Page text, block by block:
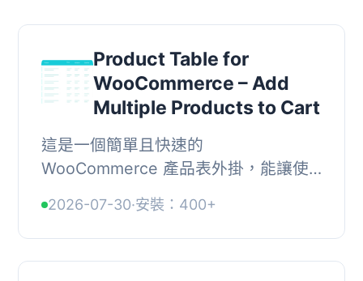
Product Table for
WooCommerce – Add
Multiple Products to Cart
這是一個簡單且快速的
WooCommerce 產品表外掛，能讓使
別適合配件、餐廳或任何
WooCommerce 商店，能有效提升轉
換率。, ,...
2026-07-30·安裝：400+